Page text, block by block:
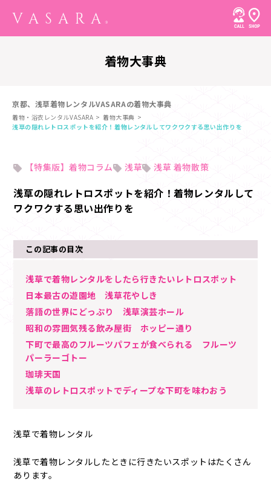
着物大事典
京都、浅草着物レンタルVASARAの着物大事典
着物・浴衣レンタルVASARA
着物大事典
浅草の隠れレトロスポットを紹介！着物レンタルしてワクワクする思い出作りを
【特集版】着物コラム 浅草 浅草 着物散策
浅草の隠れレトロスポットを紹介！着物レンタルして
ワクワクする思い出作りを
この記事の目次
浅草で着物レンタルをしたら行きたいレトロスポット
日本最古の遊園地 浅草花やしき
落語の世界にどっぷり 浅草演芸ホール
昭和の雰囲気残る飲み屋街 ホッピー通り
下町で最高のフルーツパフェが食べられる フルーツ
パーラーゴトー
珈琲天国
浅草のレトロスポットでディープな下町を味わおう
浅草で着物レンタル
浅草で着物レンタルしたときに行きたいスポットはたくさん
あります。